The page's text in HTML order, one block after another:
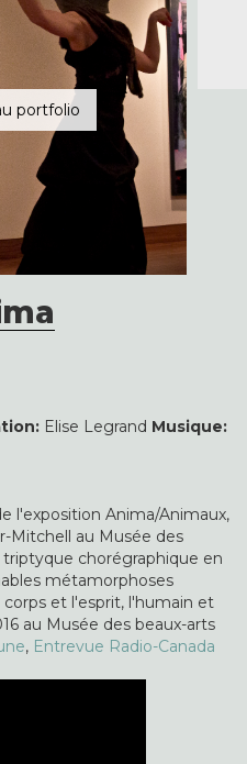
Elise Legrand Musique:
l'exposition Anima/Animaux,
Mitchell au Musée des
chorégraphique en
métamorphoses
et l'esprit, l'humain et
au Musée des beaux-arts
, Entrevue Radio-Canada
portfolio